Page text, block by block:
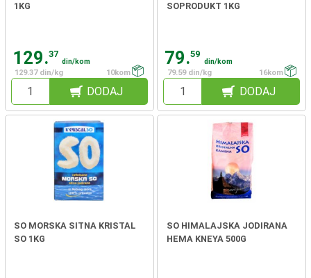
1KG
129.37
din/kom
129.37 din/kg
10kom
DODAJ
SOPRODUKT 1KG
79.59
din/kom
79.59 din/kg
16kom
DODAJ
SO MORSKA SITNA KRISTAL
SO 1KG
SO HIMALAJSKA JODIRANA
HEMA KNEYA 500G